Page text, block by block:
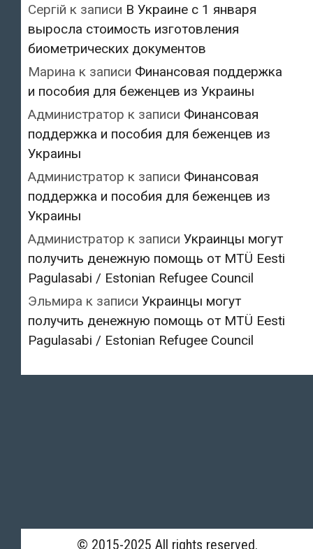
Сергій к записи В Украине с 1 января
выросла стоимость изготовления
биометрических документов
Марина к записи Финансовая поддержка
и пособия для беженцев из Украины
Администратор к записи Финансовая
поддержка и пособия для беженцев из
Украины
Администратор к записи Финансовая
поддержка и пособия для беженцев из
Украины
Администратор к записи Украинцы могут
получить денежную помощь от MTÜ Eesti
Pagulasabi / Estonian Refugee Council
Эльмира к записи Украинцы могут
получить денежную помощь от MTÜ Eesti
Pagulasabi / Estonian Refugee Council
© 2015-2025 All rights reserved.